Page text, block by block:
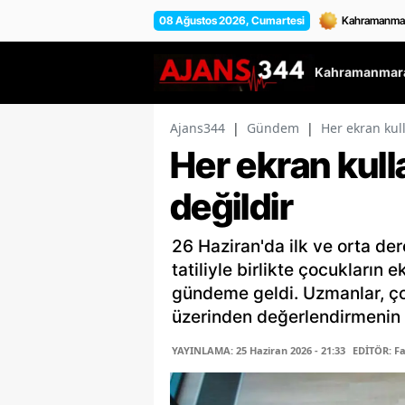
08 Ağustos 2026, Cumartesi
Ajans344 | Gündem | Her ekran
Her ekran
değildir
26 Haziran'da ilk ve orta
tatiliyle birlikte çocukların
gündeme geldi. Uzmanlar,
üzerinden değerlendirmenin
YAYINLAMA: 25 Haziran 2026 - 21:33 EDİTÖR: